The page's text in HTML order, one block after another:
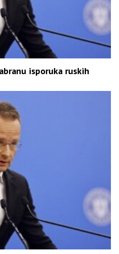
isporuka ruskih